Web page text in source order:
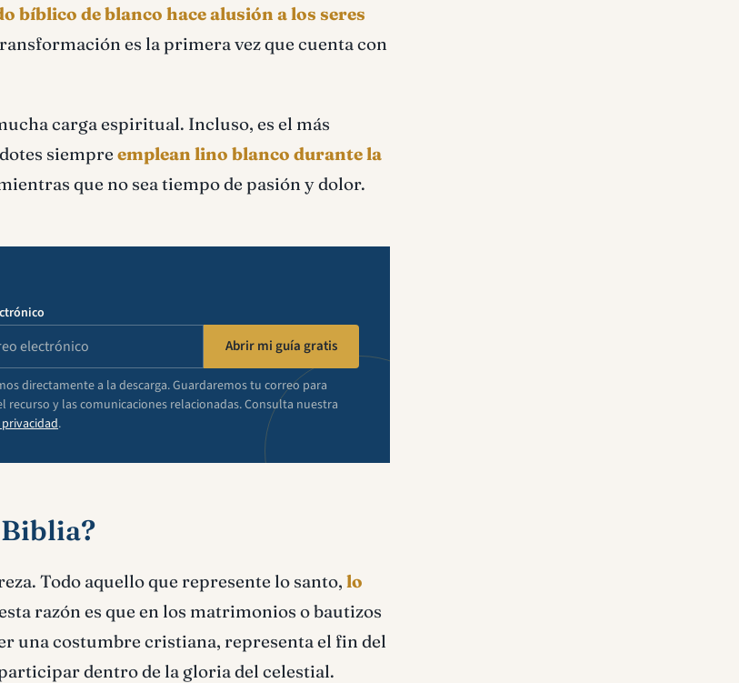
bíblico de blanco hace alusión a los seres
es la primera vez que cuenta con
carga espiritual. Incluso, es el más
siempre emplean lino blanco durante la
que no sea tiempo de pasión y dolor.
Abrir mi guía gratis
directamente a la descarga. Guardaremos tu correo para
recurso y las comunicaciones relacionadas. Consulta nuestra
.
Todo aquello que represente lo santo, lo
razón es que en los matrimonios o bautizos
una costumbre cristiana, representa el fin del
dentro de la gloria del celestial.